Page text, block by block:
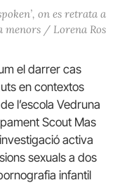
on es retrata a
menors / Lorena Ros
el darrer cas
en contextos
l’escola Vedruna
Scout Mas
activa
sexuals a dos
infantil